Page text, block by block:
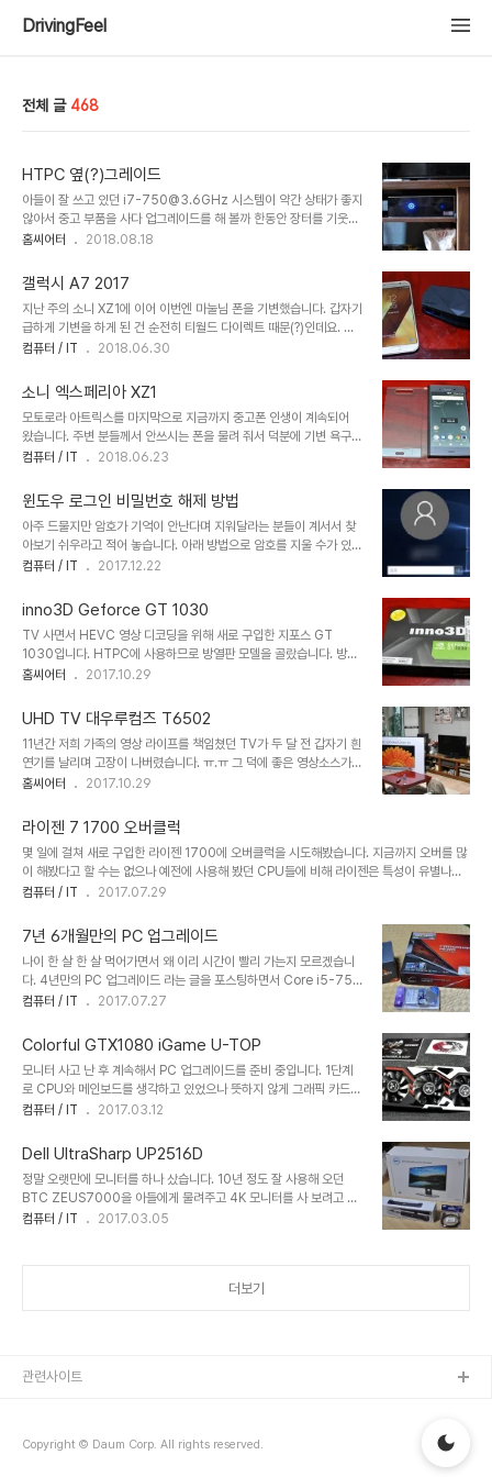
DrivingFeel
전체 글 468
HTPC 옆(?)그레이드
아들이 잘 쓰고 있던 i7-750@3.6GHz 시스템이 약간 상태가 좋지
않아서 중고 부품을 사다 업그레이드를 해 볼까 한동안 장터를 기웃거
리곤 했었습니다. 증상을 얘기하자면 램 소켓이 접촉 불량이 생기는지
드 전원을 완전히 차단하면 CMOS 배터리가 한 두 달을 못가고 방전
되어 버립니다. 전원이야 멀티탭 안 쓰고 벽에다 바로 꼽아두면 괜찮은
데 램이 은근이 사람을 귀찮게 하더군요. 사정이 있다 보니 아예 새로
PC를 만들어주기에는 좀 그렇고 해서 고민 끝에 거실 PC 부품으로
아들 컴터를 옆그레이드해 주고 거실 PC는 저렴한 펜티엄 시스템으로
G1610을 사용하는 아주 저..
홈씨어터 2018.08.18
갤럭시 A7 2017
지난 주의 소니 XZ1에 이어 이번엔 마눌님 폰을 기변했습니다. 갑자기
급하게 기변을 하게 된 건 순전히 티월드 다이렉트 때문(?)인데요. ㅎ
ㅎ XZ1 포스팅 끝내고 그냥 한 번 홈페이지에 들어갔다가 괜찮은 가격
마눌님께서 사용하시는 저렴한 요금제(밴드 데이터 세이브)를 적용해
도 10만원이 안되는! 바로 마눌님께 이 소식을 전하고 강제 기변 조치!
ㅋㅋ 3년 4개월 동안 고장 없이 LG G3A를 잘 사용해 왔고 별다른
불편은 없는 상황이었지만 워낙 가격조건이 좋아서 바꿨습니다. 그리
하여 지난 화요일에 배송되었습니다. T기프트는 유니클로 상품권 할
습니다. 그런데 그..
컴퓨터 / IT 2018.06.30
소니 엑스페리아 XZ1
모토로라 아트릭스를 마지막으로 지금까지 중고폰 인생이 계속되어
왔습니다. 주변 분들께서 안쓰시는 폰을 물려 줘서 덕분에 기변 욕구를
눌러가며 잘 버티고 있었죠. 하지만 심심하면 티월드 다이렉트나 폰 정
도 한 번 불끈했다가 참았고 얼마전 A5 2017 가격이 괜찮길래 잠시
혹했다가 또 참고 넘어갔었습니다. 그러다 최근에는 샤오미 같은 외산
폰에도 관심을 가지고 지켜보고 있던 중 지난 주 금요일 회사에서 점심
시간에 티월드 다이렉트를 들어갔다가 눈에 확 띄는 물건이 보였습니
다. 예전에도 소니 폰에 대해 흥미가 있어서 기회가 되면 한 번 써보고
LTE 맞춤형 24를 사용하는..
컴퓨터 / IT 2018.06.23
윈도우 로그인 비밀번호 해제 방법
아주 드물지만 암호가 기억이 안난다며 지워달라는 분들이 계서서 찾
아보기 쉬우라고 적어 놓습니다. 아래 방법으로 암호를 지울 수가 있는
데 이런 거 생각하면 PC 특히 노트북 같은 거 분실할 때를 대비해 하
로그인 못하는 분들은 참고하시길 바랍니다. ^^; 1. 윈도우 설치 USB
로 부팅 후 초기 화면에서 "Shift + F10" 눌러 명령 프롬프트(cmd)
호출 또는 WinPE로 부팅 후 명령 프롬프트 실행 2. 윈도우 부팅 파티
션(예: C:)으로 이동 3. \Windows\System32 폴더로 이동 4.
sethc.exe(고정 키 설정)나 utilman.exe(접근성 설정)를 백업
컴퓨터 / IT 2017.12.22
inno3D Geforce GT 1030
TV 사면서 HEVC 영상 디코딩을 위해 새로 구입한 지포스 GT
1030입니다. HTPC에 사용하므로 방열판 모델을 골랐습니다. 방열
판 모델 중에 가장 저렴한 모델로 선택했습니다. 솔직히 동영상 감상만
정도 모델이 5만원대로 나와주었으면 좋겠네요. 뒷면도 별다른 특징
은 없습니다. 4K 블루레이 소스 몇 개 돌려봤는데 잘 재생되고 GPU
사용률도 낮은 편이어서 안정적인 재생이 가능했습니다. 딱 그 목적으
로 샀던지라 다른 특징들은 확인해 보지 못했네요. 개인 기록 차원에서
사진 포스팅했습니다. ^^
홈씨어터 2017.10.29
UHD TV 대우루컴즈 T6502
11년간 저희 가족의 영상 라이프를 책임쳤던 TV가 두 달 전 갑자기 흰
연기를 날리며 고장이 나버렸습니다. ㅠ.ㅠ 그 덕에 좋은 영상소스가
있어도 손가락만 빨고 있었습니다. 새로 살 TV에 대한 조사를 계속 했
실망을 많이 했던지라 "다음 TV는 무조건 삼성이나 LG다"라고 부르
짖어 왔었는데 막상 대기업 제품을 사려고 하니 화질이 좋은 것들은 너
무 비싸고... 직구를 하면 확실히 싸긴 하던데 삼성이나 LG나 올해 모
델들에 대한 평가가 그리 좋지 않더군요. 삼성 65MU8000이란 모
델에 어느 정도 마음을 굳혀가던 차에 중소기업 중에 비교적 좋은 평가
에 결재 버튼을 누..
홈씨어터 2017.10.29
라이젠 7 1700 오버클럭
몇 일에 걸쳐 새로 구입한 라이젠 1700에 오버클럭을 시도해봤습니다. 지금까지 오버를 많
이 해봤다고 할 수는 없으나 예전에 사용해 봤던 CPU들에 비해 라이젠은 특성이 유별나더
군요. 오버클럭을 시작하기 전에 잠깐 동안 웹 서핑을 통해 소위 국민오버라 할 수 있는 클럭
발열면에서 상당히 비효율적으로 정리되더군요. 라이젠 1700의 부스트 클럭이 3.7GHz
인 만큼 일단 3.7GHz부터 출발해 보기로 했습니다. 참고로 메인보드의 CPU Load Line
Calibration 옵션은 Level 3으로 설정했습니다. Level 2에서는 CPU 로드에 따라 전압
이 약간 아래로 내려가는 경우가 많아서 거의 칼 전압 또는..
컴퓨터 / IT 2017.07.29
7년 6개월만의 PC 업그레이드
나이 한 살 한 살 먹어가면서 왜 이리 시간이 빨리 가는지 모르겠습니
다. 4년만의 PC 업그레이드 라는 글을 포스팅하면서 Core i5-750
으로 바꾼지도 벌써 7년 6개월이라는 시간이 흘러버렸네요. 물론 그
고 램부터 사뒀다가 8개월이 지났고(최근 엄청 올라버린 램 값을 보니
미리 사두길 잘한 듯) 올 봄에는 GTX 1080과 모니터부터 바꿨습니
다만 CPU와 메인보드를 바꾸는 작업은 참 오랫만입니다. 앞으로 저
의 PC 라이프를 책임질 놈들입니다. 구입해서 설치한 거는 1주일이
넘었는데 이제야 글을 포스팅하네요. 요즘 인텔이 하는 짓을 보면서 정
일찌감치 다음 업그레이드는..
컴퓨터 / IT 2017.07.27
Colorful GTX1080 iGame U-TOP
모니터 사고 난 후 계속해서 PC 업그레이드를 준비 중입니다. 1단계
로 CPU와 메인보드를 생각하고 있었으나 뜻하지 않게 그래픽 카드를
먼저 지르게 되었네요. 글 내용은 없고 그냥 제 기록을 위해 포스팅합
가기 누르시면 되겠습니다. ㅋㅋㅋ 1070으로 업그레이드를 생각하고
있었다가 최근 1080ti가 나오면서 1080의 가격 인하가 단행되면서
가장 저렴한 1080이 1070에 비해 15만원 정도 밖에 차이가 안나더
군요. 그런데 성능 차이를 고려하면 1080이 더 좋은 선택이라고 판단
되어 다소 부담스런 가격임에도 불구하고 12개월 할부로 훅 질러버렸
컴퓨터 / IT 2017.03.12
Dell UltraSharp UP2516D
정말 오랫만에 모니터를 하나 샀습니다. 10년 정도 잘 사용해 오던
BTC ZEUS7000을 아들에게 물려주고 4K 모니터를 사 보려고 거
의 한 달 가까이 고민을 했었는데 여러모로 따져 보고 델 UP2516D
욕심도 한 몫 했습니다. 처음에는 4K 모니터 위주로 조사를 했었지만
다. 주문한 쇼핑몰에..
컴퓨터 / IT 2017.03.05
더보기
Copyright © Daum Corp. All rights reserved.
관련사이트